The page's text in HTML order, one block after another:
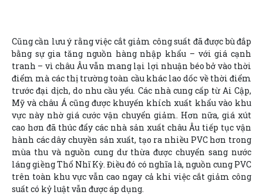
Cũng cần lưu ý rằng việc cắt giảm công suất đã được bù đắp
bằng sự gia tăng nguồn hàng nhập khẩu – với giá cạnh
tranh – vì châu Âu vẫn mang lại lợi nhuận béo bở vào thời
điểm mà các thị trường toàn cầu khác lao dốc về thời điểm
trước đại dịch, do nhu cầu yếu. Các nhà cung cấp từ Ai Cập,
Mỹ và châu Á cũng được khuyến khích xuất khẩu vào khu
vực này nhờ giá cước vận chuyển giảm. Hơn nữa, giá xút
cao hơn đã thúc đẩy các nhà sản xuất châu Âu tiếp tục vận
hành các dây chuyền sản xuất, tạo ra nhiều PVC hơn trong
mùa thu và nguồn cung dư thừa được chuyển sang nước
láng giềng Thổ Nhĩ Kỳ. Điều đó có nghĩa là, nguồn cung PVC
trên toàn khu vực vẫn cao ngay cả khi việc cắt giảm công
suất có kỷ luật vẫn được áp dụng.